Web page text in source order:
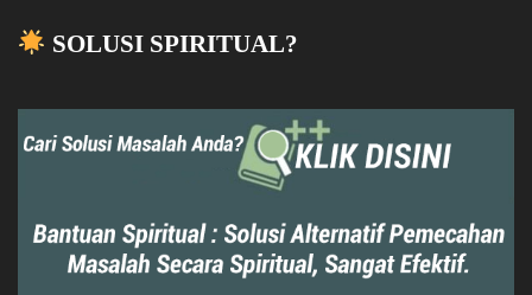
SOLUSI SPIRITUAL?